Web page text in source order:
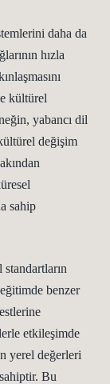
daha da
hızla
kültürel
yabancı dil
değişim
sahip
benzer
etkileşimde
yerel değerleri
Bu